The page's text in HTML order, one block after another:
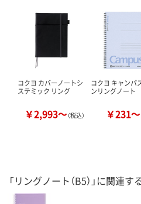
コクヨ カバーノートシ
ステミック リング
￥2,993～（税込）
コクヨ キャンパ
ンリングノート
￥231～
「リングノート（B5）」に関連